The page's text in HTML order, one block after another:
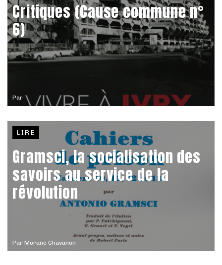
Par
Critiques (Cause commune n°
6)
Par Morane Chavanon
LIRE
Gramsci, la socialisation des
savoirs au service de la
révolution